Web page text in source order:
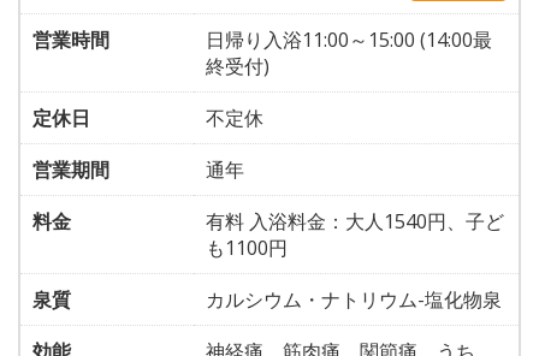
営業時間
日帰り入浴11:00～15:00 (14:00最
終受付)
定休日
不定休
営業期間
通年
料金
有料 入浴料金：大人1540円、子ど
も1100円
泉質
カルシウム・ナトリウム-塩化物泉